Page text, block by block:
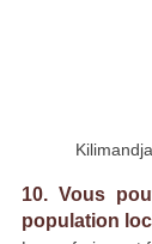
10. Vous
population